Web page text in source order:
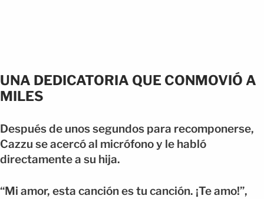
UNA DEDICATORIA QUE CONMOVIÓ A
MILES
Después de unos segundos para recomponerse,
Cazzu se acercó al micrófono y le habló
directamente a su hija.
“Mi amor, esta canción es tu canción. ¡Te amo!”,